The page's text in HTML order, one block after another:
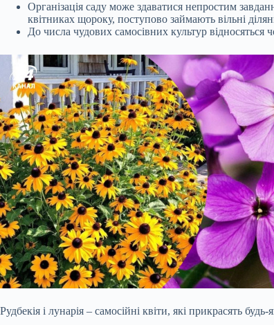
Організація саду може здаватися непростим
квітниках щороку, поступово займають вільні
До числа чудових самосівних культур відносяться
Рудбекія і лунарія – самосійні квіти, які прикрасять